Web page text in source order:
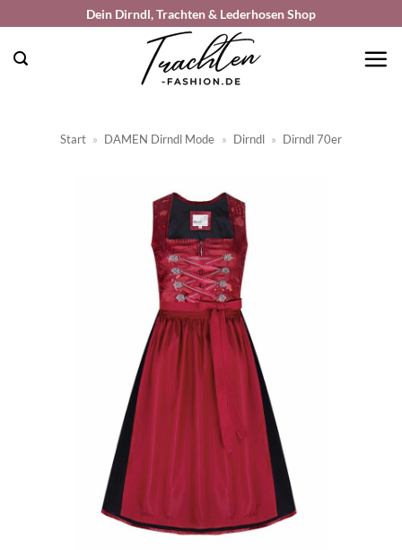
springen
Dein Dirndl, Trachten & Lederhosen Shop
Start » DAMEN Dirndl Mode » Dirndl » Dirndl 70er